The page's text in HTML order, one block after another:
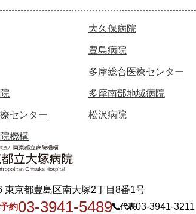
大久保病院
豊島病院
多摩総合医療センター
多摩南部地域病院
センター 松沢病院
機構
東京都豊島区南大塚2丁目8番1号
約03-3941-5489 代表03-3941-3211